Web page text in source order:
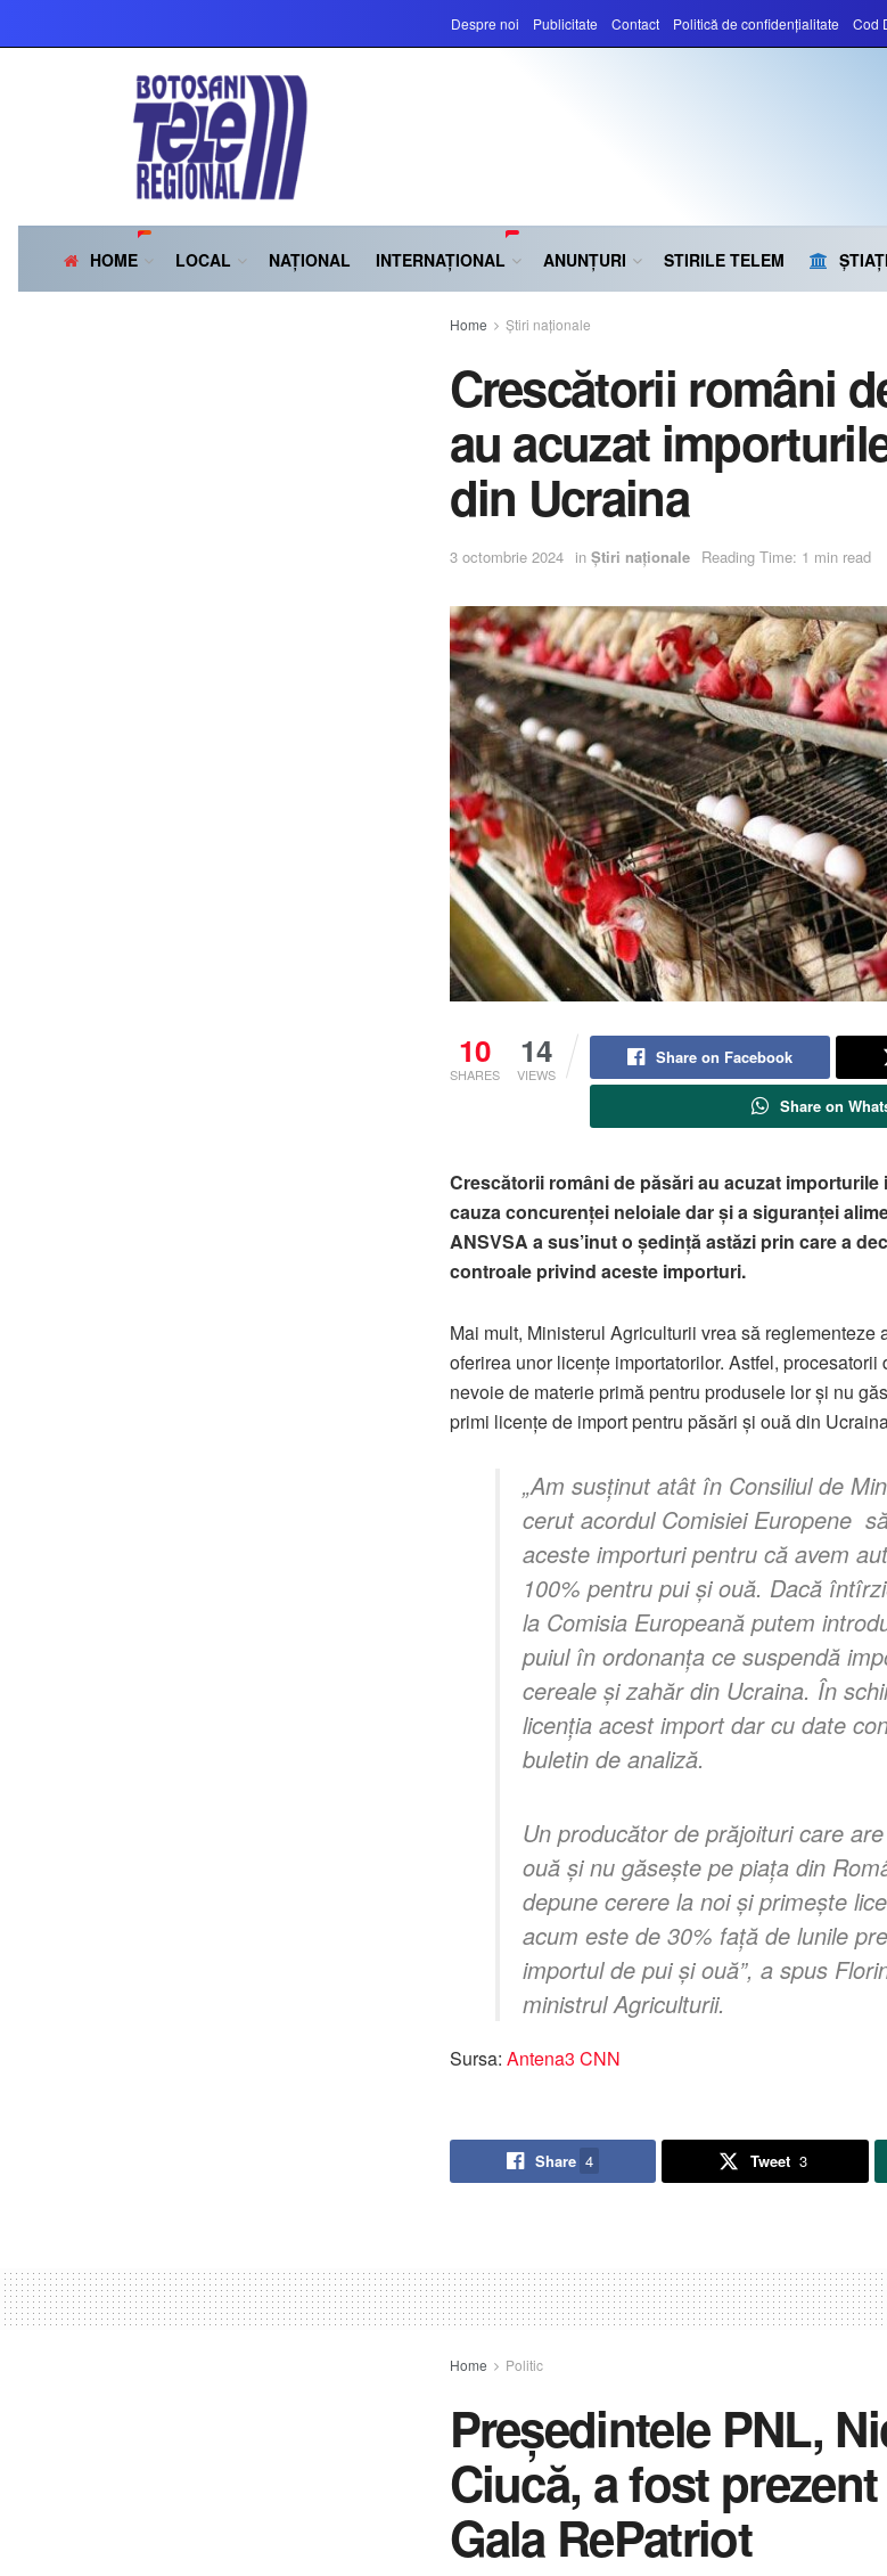
Despre noi Publicitate Contact Politică de confidențialitate Cod
HOME LOCAL NAȚIONAL INTERNAȚIONAL ANUNȚURI STIRILE TELEM
Home Știri naționale
Crescătorii români
au acuzat
din Ucraina
3 octombrie 2024 in Știri naționale Reading Time: 1 min read
10
SHARES
14
VIEWS
Share on Facebook
Share on
Crescătorii români de păsări au acuzat
cauza concurenţei neloiale dar şi a siguranţei
ANSVSA a sus’inut o şedinţă astăzi prin care a
controale privind aceste importuri.
Mai mult, Ministerul Agriculturii vrea să reglementeze
oferirea unor licenţe importatorilor. Astfel, procesatorii
nevoie de materie primă pentru produsele lor şi nu
primi licenţe de import pentru păsări şi ouă din
„Am susţinut atât în Consiliul de
cerut acordul Comisiei Europene
aceste importuri pentru că avem
100% pentru pui şi ouă. Dacă
la Comisia Europeană putem
puiul în ordonanţa ce suspendă
cereale şi zahăr din Ucraina. În
licenţia acest import dar cu date
buletin de analiză.
Un producător de prăjoituri care
ouă şi nu găseşte pe piaţa din
depune cerere la noi şi primeşte
acum este de 30% faţă de lunile
importul de pui şi ouă”, a spus
ministrul Agriculturii.
Sursa: Antena3 CNN
Share 4 Tweet 3
Home Politic
Președintele PNL,
Ciucă, a fost
Gala RePatriot